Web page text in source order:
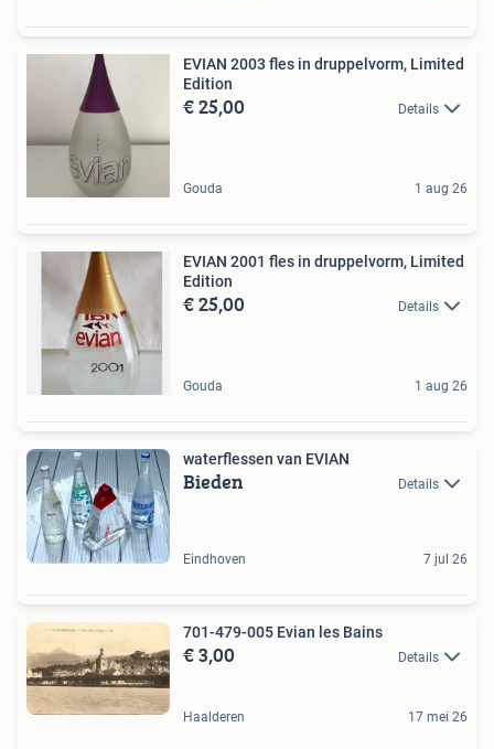
EVIAN 2003 fles in druppelvorm, Limited
Edition
€ 25,00 Details
Gouda 1 aug 26
EVIAN 2001 fles in druppelvorm, Limited
Edition
€ 25,00 Details
Gouda 1 aug 26
waterflessen van EVIAN
Bieden Details
Eindhoven 7 jul 26
701-479-005 Evian les Bains
€ 3,00 Details
Haalderen 17 mei 26